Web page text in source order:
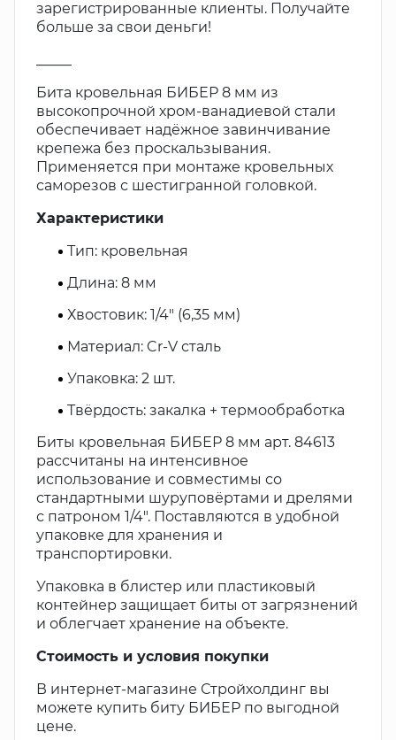
зарегистрированные клиенты. Получайте
больше за свои деньги!
Бита кровельная БИБЕР 8 мм из
высокопрочной хром-ванадиевой стали
обеспечивает надёжное завинчивание
крепежа без проскальзывания.
Применяется при монтаже кровельных
саморезов с шестигранной головкой.
Характеристики
Тип: кровельная
Длина: 8 мм
Хвостовик: 1/4" (6,35 мм)
Материал: Cr-V сталь
Упаковка: 2 шт.
Твёрдость: закалка + термообработка
Биты кровельная БИБЕР 8 мм арт. 84613
рассчитаны на интенсивное
использование и совместимы со
стандартными шуруповёртами и дрелями
с патроном 1/4". Поставляются в удобной
упаковке для хранения и
транспортировки.
Упаковка в блистер или пластиковый
контейнер защищает биты от загрязнений
и облегчает хранение на объекте.
Стоимость и условия покупки
В интернет-магазине Стройхолдинг вы
можете купить биту БИБЕР по выгодной
цене.